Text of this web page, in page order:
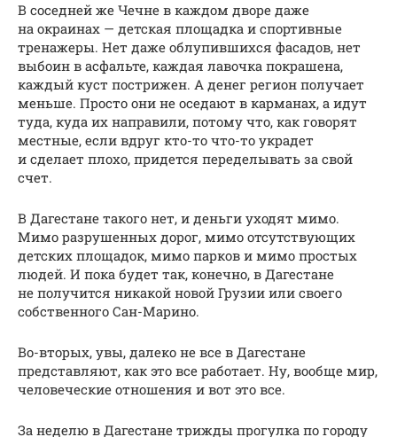
В соседней же Чечне в каждом дворе даже
на окраинах — детская площадка и спортивные
тренажеры. Нет даже облупившихся фасадов, нет
выбоин в асфальте, каждая лавочка покрашена,
каждый куст пострижен. А денег регион получает
меньше. Просто они не оседают в карманах, а идут
туда, куда их направили, потому что, как говорят
местные, если вдруг кто-то что-то украдет
и сделает плохо, придется переделывать за свой
счет.
В Дагестане такого нет, и деньги уходят мимо.
Мимо разрушенных дорог, мимо отсутствующих
детских площадок, мимо парков и мимо простых
людей. И пока будет так, конечно, в Дагестане
не получится никакой новой Грузии или своего
собственного Сан-Марино.
Во-вторых, увы, далеко не все в Дагестане
представляют, как это все работает. Ну, вообще мир,
человеческие отношения и вот это все.
За неделю в Дагестане трижды прогулка по городу